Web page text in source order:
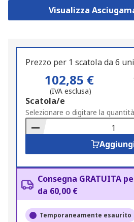
Visualizza
Prezzo per 1 scatola da 6
102,85 €
(IVA esclusa)
Add
to
Basket
Scatola/e
Selezionare o digitare la quantità
Consegna GRATUITA
da 60,00 €
Temporaneamente esaurito